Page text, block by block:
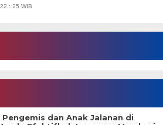
: 25 WIB
dan Anak Jalanan di